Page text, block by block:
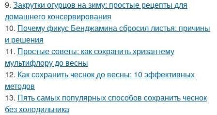
9. Закрутки огурцов на зиму: простые рецепты для
домашнего консервирования
10. Почему фикус Бенджамина сбросил листья: причины
и решения
11. Простые советы: как сохранить хризантему
мультифлору до весны
12. Как сохранить чеснок до весны: 10 эффективных
методов
13. Пять самых популярных способов сохранить чеснок
без холодильника